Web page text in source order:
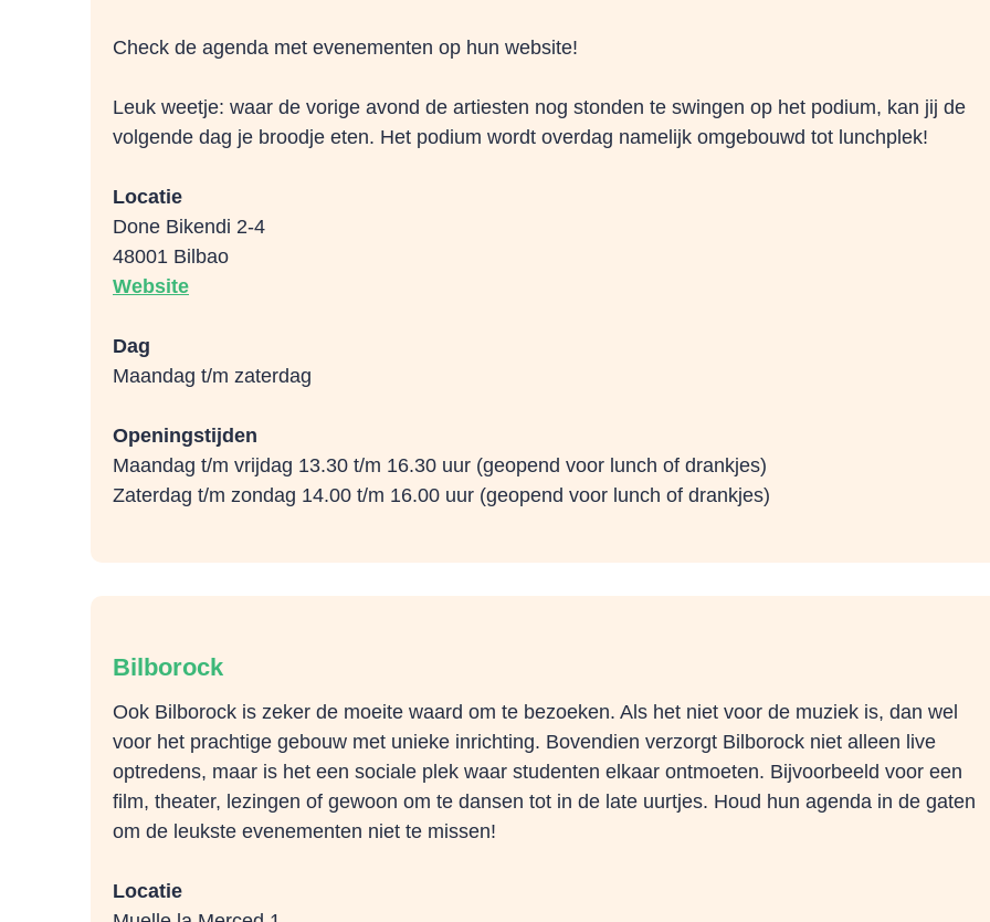
Check de agenda met evenementen op hun website!
Leuk weetje: waar de vorige avond de artiesten nog stonden te swingen op het podium, kan jij de
volgende dag je broodje eten. Het podium wordt overdag namelijk omgebouwd tot lunchplek!
Locatie
Done Bikendi 2-4
48001 Bilbao
Website
Dag
Maandag t/m zaterdag
Openingstijden
Maandag t/m vrijdag 13.30 t/m 16.30 uur (geopend voor lunch of drankjes)
Zaterdag t/m zondag 14.00 t/m 16.00 uur (geopend voor lunch of drankjes)
Bilborock
Ook Bilborock is zeker de moeite waard om te bezoeken. Als het niet voor de muziek is, dan wel
voor het prachtige gebouw met unieke inrichting. Bovendien verzorgt Bilborock niet alleen live
optredens, maar is het een sociale plek waar studenten elkaar ontmoeten. Bijvoorbeeld voor een
film, theater, lezingen of gewoon om te dansen tot in de late uurtjes. Houd hun agenda in de gaten
om de leukste evenementen niet te missen!
Locatie